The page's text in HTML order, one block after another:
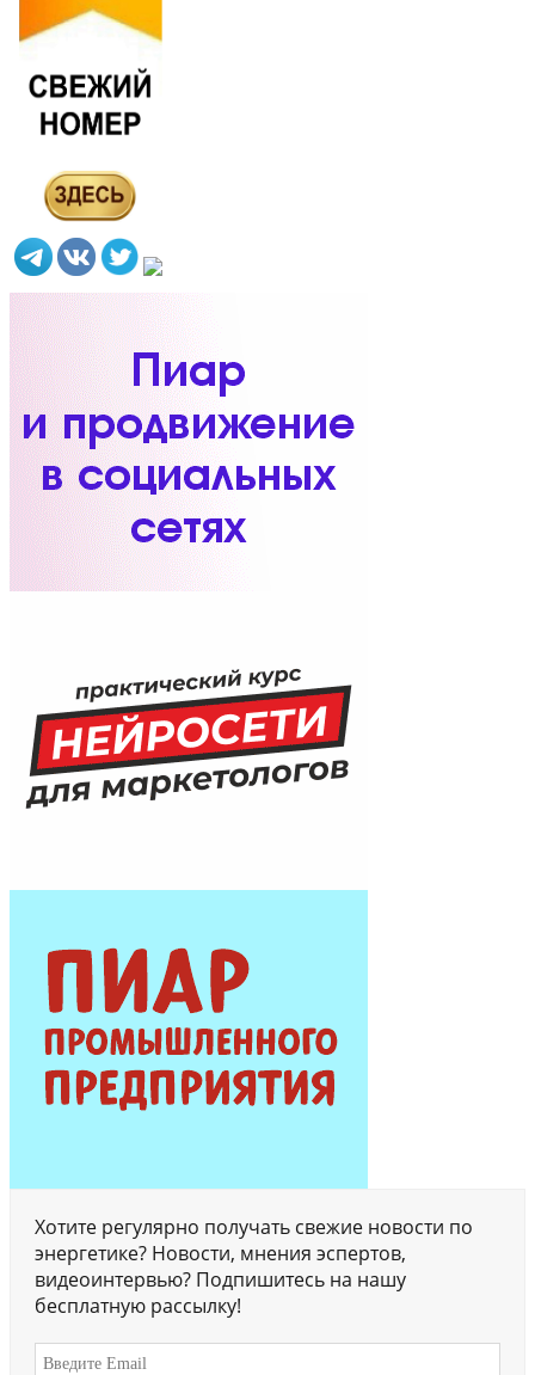
Хотите регулярно получать свежие новости по
энергетике? Новости, мнения эспертов,
видеоинтервью? Подпишитесь на нашу
бесплатную рассылку!